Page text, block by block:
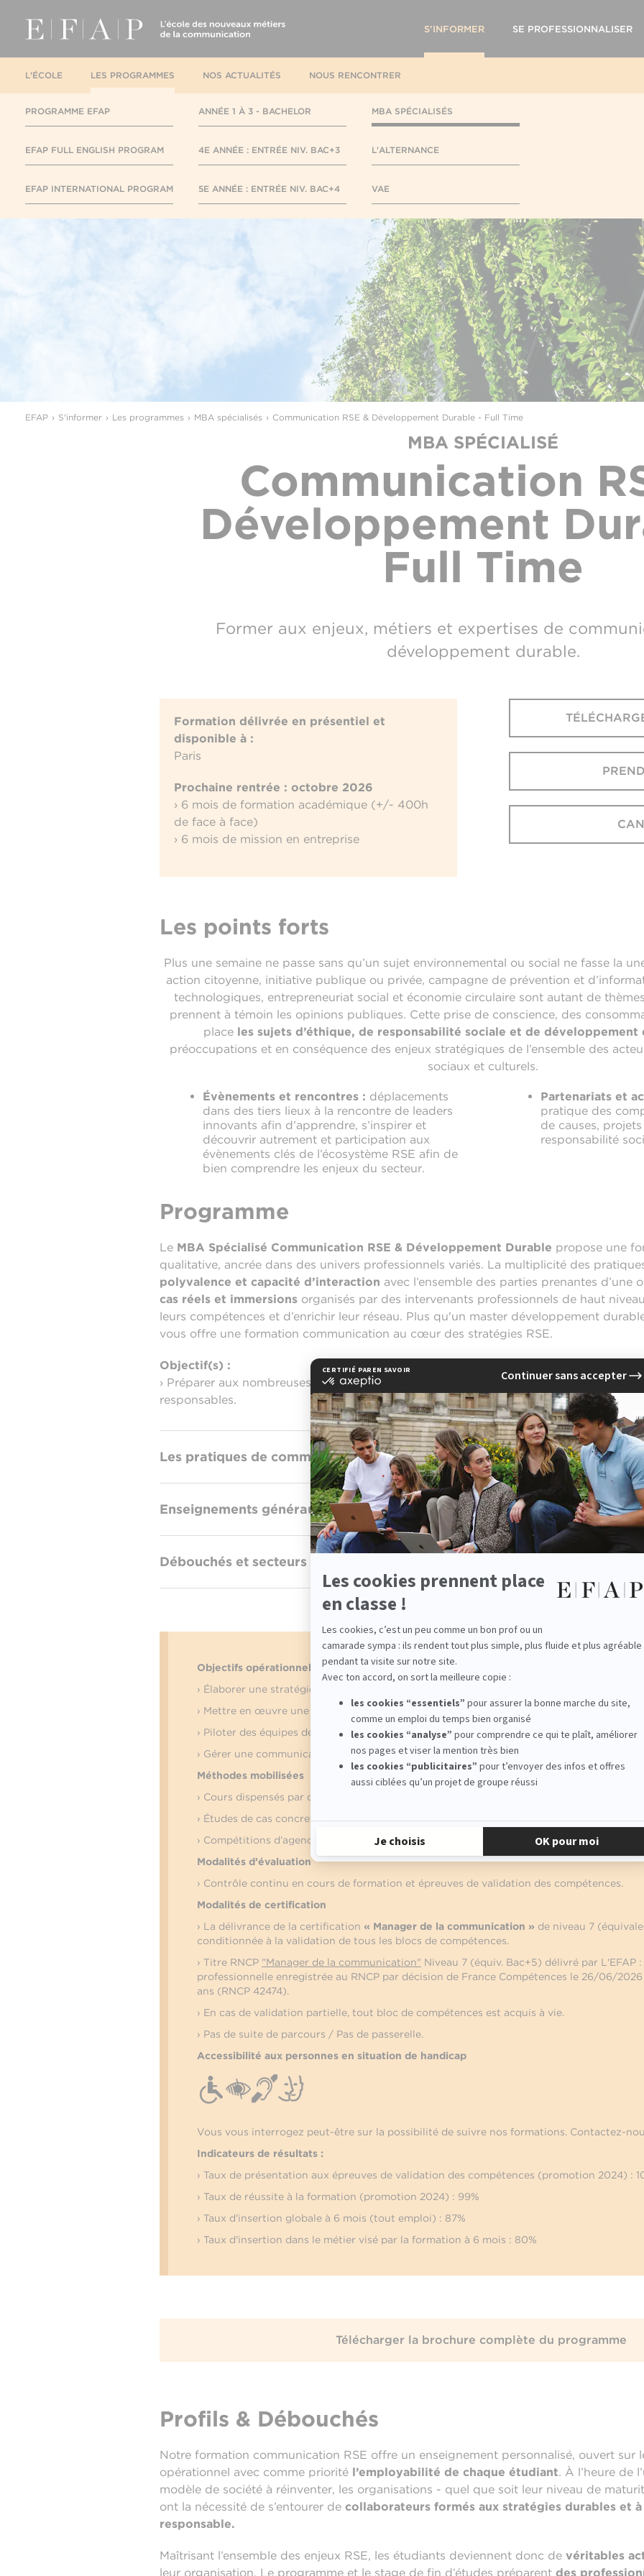
S'INFORMER SE PROFESSIONNALISER
L'ÉCOLE LES PROGRAMMES NOS ACTUALITÉS NOUS RENCONTRER
PROGRAMME EFAP
EFAP FULL ENGLISH PROGRAM
EFAP INTERNATIONAL PROGRAM
ANNÉE 1 À 3 - BACHELOR
4E ANNÉE : ENTRÉE NIV. BAC+3
5E ANNÉE : ENTRÉE NIV. BAC+4
MBA SPÉCIALISÉS
L'ALTERNANCE
VAE
EFAP S'informer Les programmes MBA spécialisés Communication RSE & Développement Durable - Full Time
MBA SPÉCIALISÉ
Communication
Développement
Full Time
Former aux enjeux, métiers et expertises de
développement durable.
Formation délivrée en présentiel et
disponible à :
Paris
Prochaine rentrée : octobre 2026
› 6 mois de formation académique (+/- 400h
de face à face)
› 6 mois de mission en entreprise
Les points forts
Plus une semaine ne passe sans qu’un sujet environnemental ou social ne fasse la
action citoyenne, initiative publique ou privée, campagne de prévention et
technologiques, entrepreneuriat social et économie circulaire sont autant de
prennent à témoin les opinions publiques. Cette prise de conscience, des
place les sujets d’éthique, de responsabilité sociale et de développement
préoccupations et en conséquence des enjeux stratégiques de l’ensemble des
sociaux et culturels.
Évènements et rencontres : déplacements
dans des tiers lieux à la rencontre de leaders
innovants afin d’apprendre, s’inspirer et
découvrir autrement et participation aux
évènements clés de l’écosystème RSE afin de
bien comprendre les enjeux du secteur.
Partenariats et
pratique des
de causes,
responsabilité
Programme
Le MBA Spécialisé Communication RSE & Développement Durable propose une
qualitative, ancrée dans des univers professionnels variés. La multiplicité des
polyvalence et capacité d’interaction avec l’ensemble des parties prenantes d’une
cas réels et immersions organisés par des intervenants professionnels de haut
leurs compétences et d’enrichir leur réseau. Plus qu'un master développement
vous offre une formation communication au cœur des stratégies RSE.
Objectif(s) :
› Préparer aux nombreuses fonctions de communication qui dessinent et inspirent
responsables.
Les pratiques de communication RSE et Développement Durable
Enseignements généraux
Débouchés et secteurs d’activité
Objectifs opérationnels / Compétences visées
› Élaborer une stratégie de communication.
› Mettre en œuvre une stratégie de communication.
› Piloter des équipes de communication internes et externes.
› Gérer une communication corporate.
Méthodes mobilisées
› Cours dispensés par des professionnels en activité dans le domaine de la communication.
› Études de cas concrets confiés par des entreprises partenaires.
› Compétitions d’agences, Masterclasses, Workshops…
Modalités d’évaluation
› Contrôle continu en cours de formation et épreuves de validation des compétences.
Modalités de certification
› La délivrance de la certification « Manager de la communication » de niveau 7
conditionnée à la validation de tous les blocs de compétences.
› Titre RNCP "Manager de la communication" Niveau 7 (équiv. Bac+5) délivré par L'EFAP
professionnelle enregistrée au RNCP par décision de France Compétences le 26/06/
ans (RNCP 42474).
› En cas de validation partielle, tout bloc de compétences est acquis à vie.
› Pas de suite de parcours / Pas de passerelle.
Accessibilité aux personnes en situation de handicap
Vous vous interrogez peut-être sur la possibilité de suivre nos formations. Contactez-
Indicateurs de résultats :
› Taux de présentation aux épreuves de validation des compétences (promotion 2024) :
› Taux de réussite à la formation (promotion 2024) : 99%
› Taux d'insertion globale à 6 mois (tout emploi) : 87%
› Taux d'insertion dans le métier visé par la formation à 6 mois : 80%
Télécharger la brochure complète du programme
Profils & Débouchés
Notre formation communication RSE offre un enseignement personnalisé, ouvert sur
opérationnel avec comme priorité l’employabilité de chaque étudiant. À l’heure de
modèle de société à réinventer, les organisations - quel que soit leur niveau de
ont la nécessité de s’entourer de collaborateurs formés aux stratégies durables et
responsable.
Maîtrisant l’ensemble des enjeux RSE, les étudiants deviennent donc de véritables
leur organisation. Le programme et le stage de fin d’études préparent des